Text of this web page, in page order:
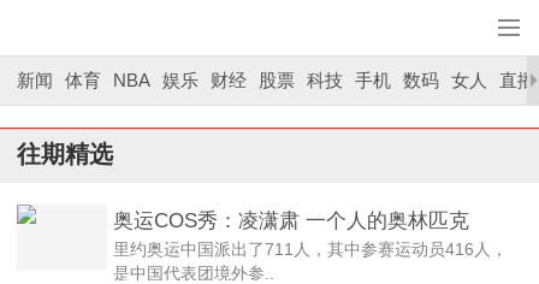
新闻 体育 NBA 娱乐 财经 股票 科技 手机 数码 女人 直播
往期精选
奥运COS秀：凌潇肃 一个人的奥林匹克
里约奥运中国派出了711人，其中参赛运动员416人，
是中国代表团境外参..